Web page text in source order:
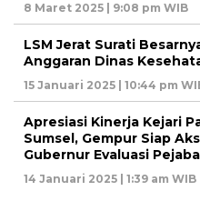
8 Maret 2025 | 9:08 pm WIB
LSM Jerat Surati
Anggaran Dinas
15 Januari 2025 | 10:44 pm
Apresiasi Kinerja Kejari
Sumsel, Gempur Siap
Gubernur Evaluasi
14 Januari 2025 | 1:39 am WIB